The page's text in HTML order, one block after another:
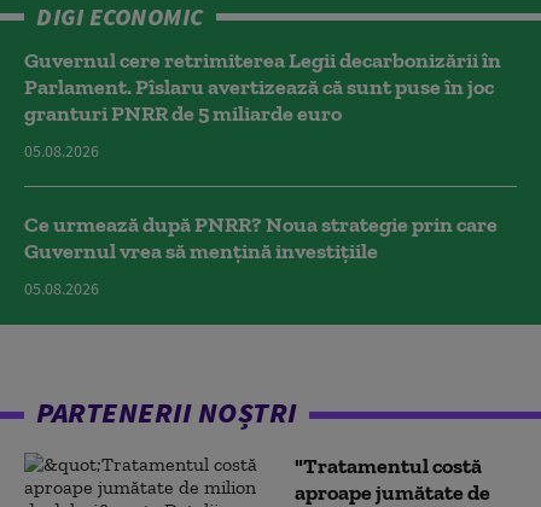
DIGI ECONOMIC
Guvernul cere retrimiterea Legii decarbonizării în
Parlament. Pîslaru avertizează că sunt puse în joc
granturi PNRR de 5 miliarde euro
05.08.2026
Ce urmează după PNRR? Noua strategie prin care
Guvernul vrea să mențină investițiile
05.08.2026
PARTENERII NOȘTRI
"Tratamentul costă
aproape jumătate de